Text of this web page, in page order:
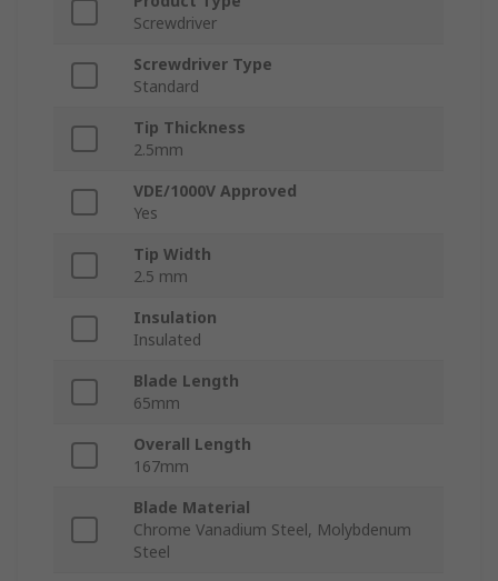
Screwdriver
Screwdriver Type
Standard
Tip Thickness
2.5mm
VDE/1000V Approved
Yes
Tip Width
2.5 mm
Insulation
Insulated
Blade Length
65mm
Overall Length
167mm
Blade Material
Chrome Vanadium Steel, Molybdenum
Steel